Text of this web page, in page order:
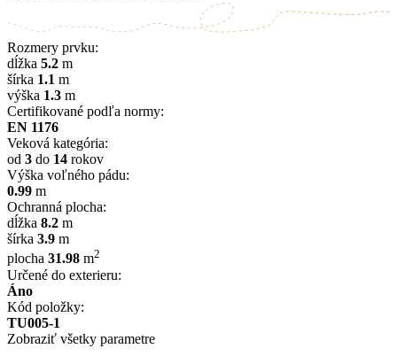
Rozmery prvku:
dĺžka 5.2 m
šírka 1.1 m
výška 1.3 m
Certifikované podľa normy:
EN 1176
Veková kategória:
od 3 do 14 rokov
Výška voľného pádu:
0.99 m
Ochranná plocha:
dĺžka 8.2 m
šírka 3.9 m
plocha 31.98 m2
Určené do exterieru:
Áno
Kód položky:
TU005-1
Zobraziť všetky parametre